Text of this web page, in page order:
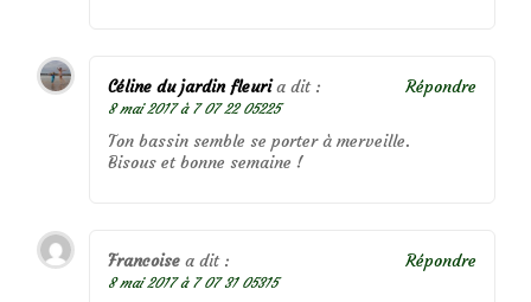
Céline du jardin fleuri a dit :
8 mai 2017 à 7 07 22 05225
Ton bassin semble se porter à merveille.
Bisous et bonne semaine !
Répondre
Francoise a dit :
8 mai 2017 à 7 07 31 05315
Répondre